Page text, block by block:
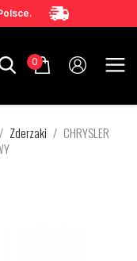
0
Zderzaki
CHRYSLER